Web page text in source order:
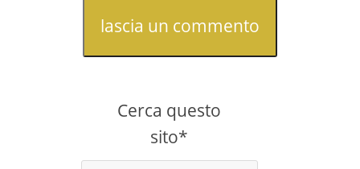
lascia un commento
Cerca questo
sito*